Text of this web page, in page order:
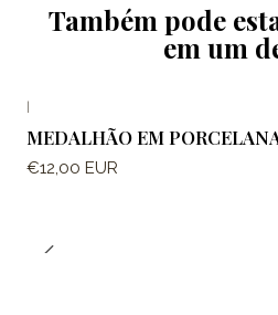
Também pode
em um
|
MEDALHÃO EM
€12,00 EUR